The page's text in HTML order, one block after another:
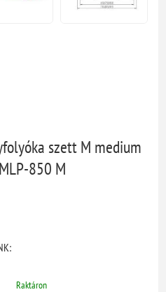
szett M medium
850 M
Raktáron